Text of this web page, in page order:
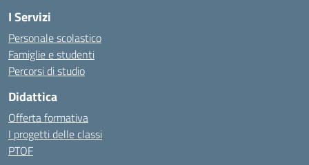
I Servizi
Personale scolastico
Famiglie e studenti
Percorsi di studio
Didattica
Offerta formativa
I progetti delle classi
PTOF